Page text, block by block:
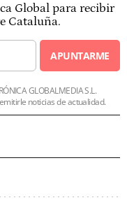
Global para recibir
Cataluña.
APUNTARME
GLOBALMEDIA S.L.
noticias de actualidad.